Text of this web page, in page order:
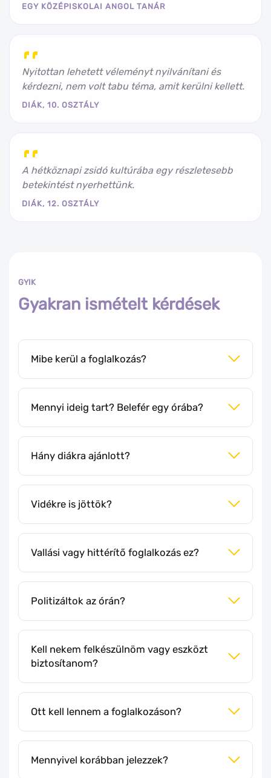
EGY KÖZÉPISKOLAI ANGOL TANÁR
Nyitottan lehetett véleményt nyilvánítani és
kérdezni, nem volt tabu téma, amit kerülni kellett.
DIÁK, 10. OSZTÁLY
A hétköznapi zsidó kultúrába egy részletesebb
betekintést nyerhettünk.
DIÁK, 12. OSZTÁLY
GYIK
Gyakran ismételt kérdések
Mibe kerül a foglalkozás?
Mennyi ideig tart? Belefér egy órába?
Hány diákra ajánlott?
Vidékre is jöttök?
Vallási vagy hittérítő foglalkozás ez?
Politizáltok az órán?
Kell nekem felkészülnöm vagy eszközt
biztosítanom?
Ott kell lennem a foglalkozáson?
Mennyivel korábban jelezzek?